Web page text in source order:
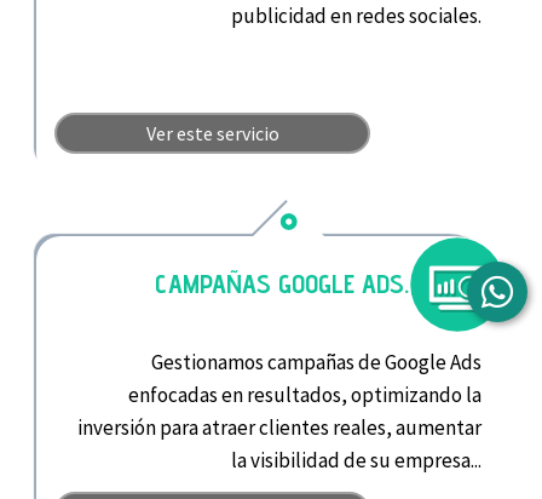
publicidad en redes sociales.
Ver este servicio
CAMPAÑAS GOOGLE ADS.
Gestionamos campañas de Google Ads
enfocadas en resultados, optimizando la
inversión para atraer clientes reales, aumentar
la visibilidad de su empresa...